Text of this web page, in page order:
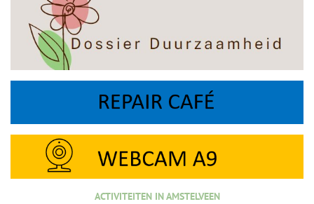
ACTIVITEITEN IN AMSTELVEEN